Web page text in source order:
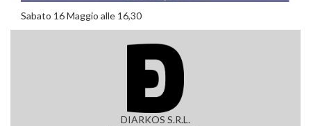
Sabato 16 Maggio alle 16,30
DIARKOS S.R.L.